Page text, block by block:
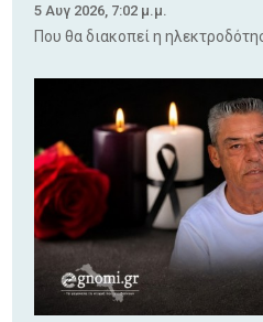
5 Αυγ 2026, 7:02 μ.μ.
Που θα διακοπεί η